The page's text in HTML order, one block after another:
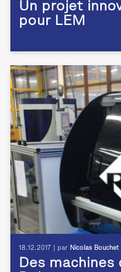
Un projet
pour LEM
18.12.2017 | par Nicolas Bouchet
Des machines